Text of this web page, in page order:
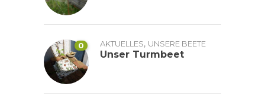
0 AKTUELLES, UNSERE BEETE
Unser Turmbeet